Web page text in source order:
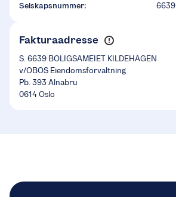
Selskapsnummer: 6639
Fakturaadresse
S. 6639 BOLIGSAMEIET KILDEHAGEN
v/OBOS Eiendomsforvaltning
Pb. 393 Alnabru
0614 Oslo